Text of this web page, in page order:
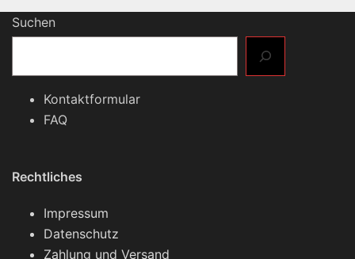
Suchen
Kontaktformular
FAQ
Rechtliches
Impressum
Datenschutz
Zahlung und Versand